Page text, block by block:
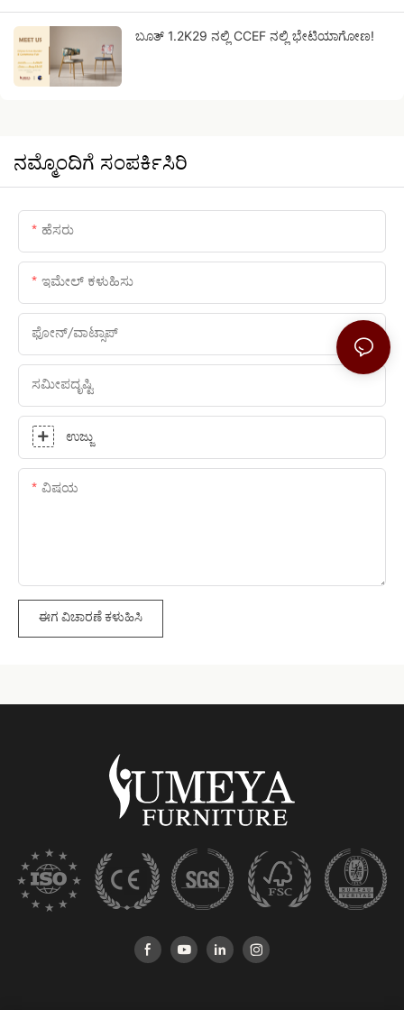
ಬೂತ್ 1.2K29 ನಲ್ಲಿ CCEF ನಲ್ಲಿ ಭೇಟಿಯಾಗೋಣ!
ನಮ್ಮೊಂದಿಗೆ ಸಂಪರ್ಕಿಸಿರಿ
ಹೆಸರು
ಇಮೇಲ್ ಕಳುಹಿಸು
ಫೋನ್/ವಾಟ್ಸಾಪ್
ಸಮೀಪದೃಷ್ಟಿ
ಉಜ್ಜು
ವಿಷಯ
ಈಗ ವಿಚಾರಣೆ ಕಳುಹಿಸಿ